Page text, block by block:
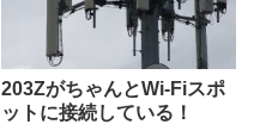
203ZがちゃんとWi-Fiスポ
ットに接続している！